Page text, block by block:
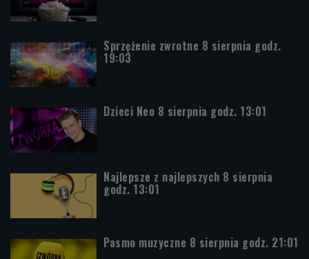
Sprzężenie zwrotne 8 sierpnia godz.
19:03
Dzieci Neo 8 sierpnia godz. 13:01
Najlepsze z najlepszych 8 sierpnia
godz. 13:01
Pasmo muzyczne 8 sierpnia godz. 21:01